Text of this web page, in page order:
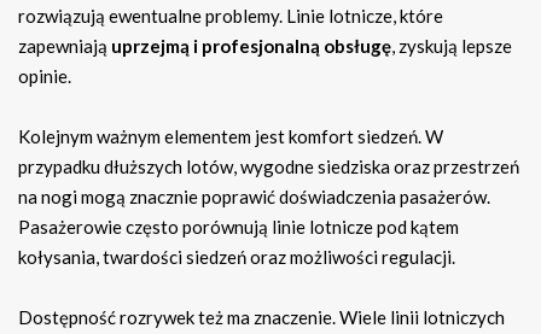
rozwiązują ewentualne problemy. Linie lotnicze, które
zapewniają uprzejmą i profesjonalną obsługę, zyskują lepsze
opinie.
Kolejnym ważnym elementem jest komfort siedzeń. W
przypadku dłuższych lotów, wygodne siedziska oraz przestrzeń
na nogi mogą znacznie poprawić doświadczenia pasażerów.
Pasażerowie często porównują linie lotnicze pod kątem
kołysania, twardości siedzeń oraz możliwości regulacji.
Dostępność rozrywek też ma znaczenie. Wiele linii lotniczych